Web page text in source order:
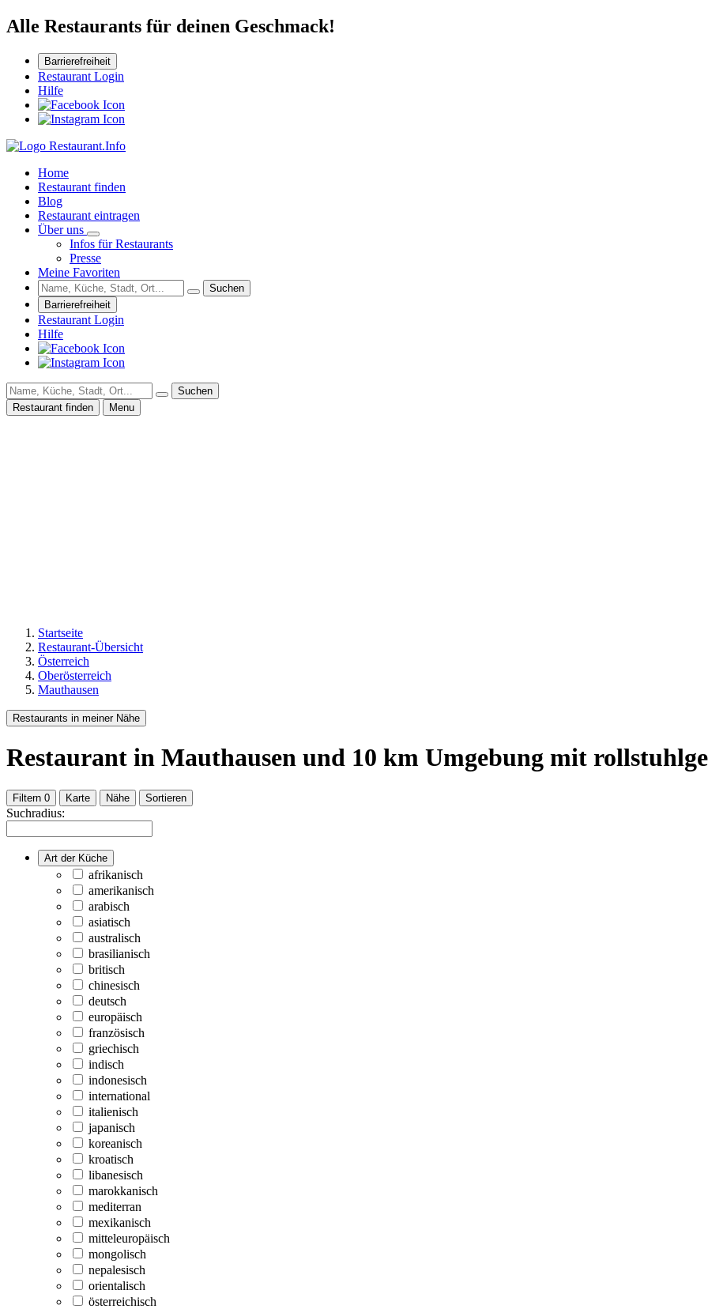
Alle Restaurants für deinen Geschmack!
Barrierefreiheit
Restaurant Login
Hilfe
Home
Restaurant finden
Blog
Restaurant eintragen
Über uns
Infos für Restaurants
Presse
Meine Favoriten
Suchen
Barrierefreiheit
Restaurant Login
Hilfe
Suchen
Restaurant finden
Menu
Startseite
Restaurant-Übersicht
Österreich
Oberösterreich
Mauthausen
Restaurants in meiner Nähe
Restaurant in Mauthausen und 10 km Umgebung mit
Filtern 0 Karte Nähe Sortieren
Suchradius:
Art der Küche
afrikanisch
amerikanisch
arabisch
asiatisch
australisch
brasilianisch
britisch
chinesisch
deutsch
europäisch
französisch
griechisch
indisch
indonesisch
international
italienisch
japanisch
koreanisch
kroatisch
libanesisch
marokkanisch
mediterran
mexikanisch
mitteleuropäisch
mongolisch
nepalesisch
orientalisch
österreichisch